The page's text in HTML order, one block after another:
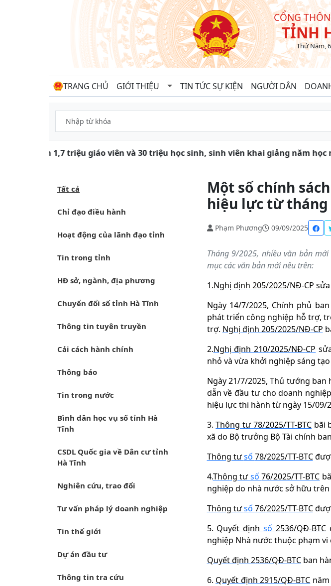
CỔNG
TỈNH
Thứ Năm,
TRANG CHỦ GIỚI THIỆU TIN TỨC SỰ KIỆN NGƯỜI DÂN
Gần 1,7 triệu giáo viên và 30 triệu học sinh, sinh viên khai giảng năm học
Tất cả
Chỉ đạo điều hành
Hoạt động của lãnh đạo tỉnh
Tin trong tỉnh
HĐ sở, ngành, địa phương
Chuyển đổi số tỉnh Hà Tĩnh
Thông tin tuyên truyền
Cải cách hành chính
Thông báo
Tin trong nước
Bình dân học vụ số tỉnh Hà
Tĩnh
CSDL Quốc gia về Dân cư tỉnh
Hà Tĩnh
Nghiên cứu, trao đổi
Tư vấn pháp lý doanh nghiệp
Tin thế giới
Dự án đầu tư
Thông tin tra cứu
Một số chính
hiệu lực từ tháng
Phạm Phương 09/09/2025
Tháng 9/2025, nhiều văn bản
mục các văn bản mới nêu trên:
1.Nghị định 205/2025/NĐ-CP
Ngày 14/7/2025, Chính phủ
phát triển công nghiệp hỗ trợ,
trợ. Nghị định 205/2025/NĐ-CP
2.Nghị định 210/2025/NĐ-CP
nhỏ và vừa khởi nghiệp sáng tạo
Ngày 21/7/2025, Thủ tướng ban
dẫn về đầu tư cho doanh
hiệu lực thi hành từ ngày 15/09/
3.Thông tư 78/2025/TT-BTCbãi
xã do Bộ trưởng Bộ Tài chính
Thông tưsố 78/2025/TT-BTC
4.Thông tưsố76/2025/TT-BTC
nghiệp do nhà nước sở hữu trên
Thông tưsố 76/2025/TT-BTC
5. Quyết định số 2536/QĐ-BTC
nghiệp Nhà nước thuộc phạm vi
Quyết định 2536/QĐ-BTCban
6. Quyết định 2915/QĐ-BTC